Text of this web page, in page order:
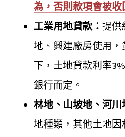
為，否則款項會被收
工業用地貸款：提供
地、興建廠房使用
下，土地貸款利率
銀行而定。
林地、山坡地、河川
地種類，其他土地